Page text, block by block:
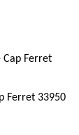
Ferret
Ferret 33950